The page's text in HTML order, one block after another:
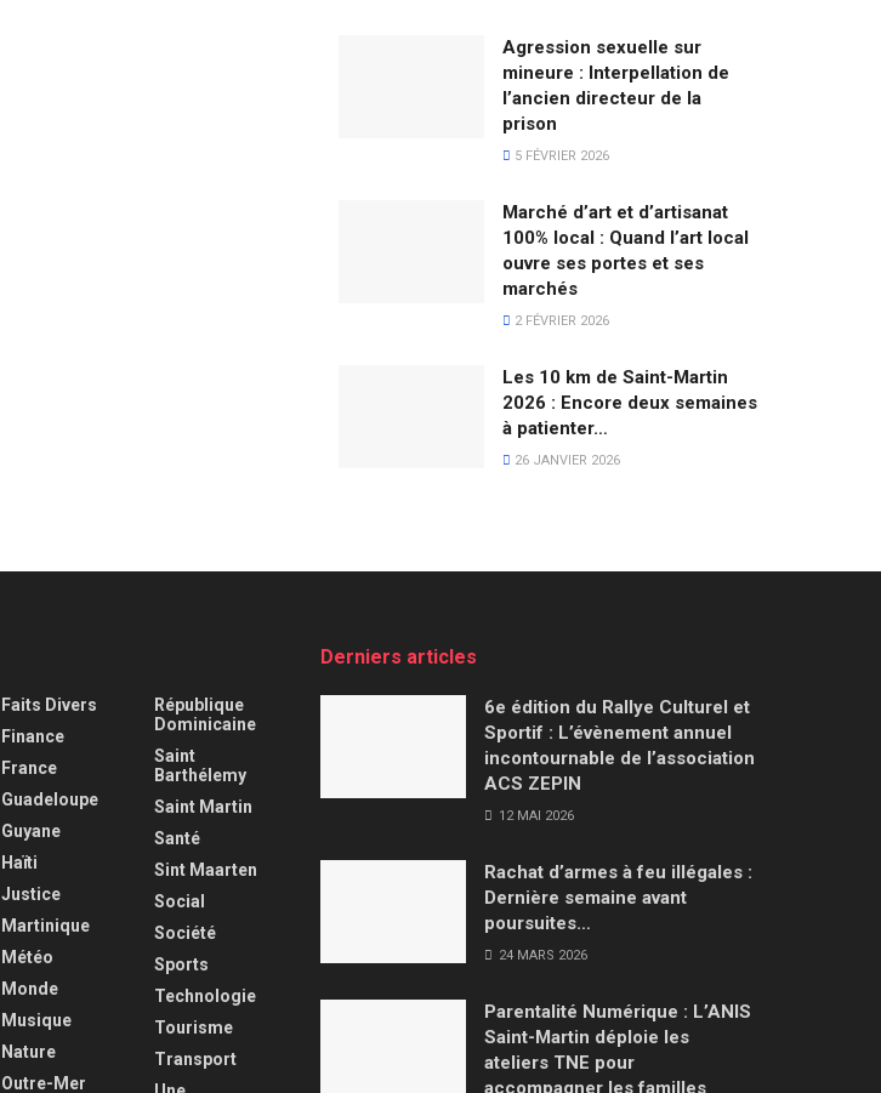
Agression sexuelle sur
mineure : Interpellation de
l’ancien directeur de la
prison
5 FÉVRIER 2026
Marché d’art et d’artisanat
100% local : Quand l’art local
ouvre ses portes et ses
marchés
2 FÉVRIER 2026
Les 10 km de Saint-Martin
2026 : Encore deux semaines
à patienter…
26 JANVIER 2026
Faits Divers
Finance
France
Guadeloupe
Guyane
Haïti
Justice
Martinique
Météo
Monde
Musique
Nature
Outre-Mer
République
Dominicaine
Saint
Barthélemy
Saint Martin
Santé
Sint Maarten
Social
Société
Sports
Technologie
Tourisme
Transport
Derniers articles
6e édition du Rallye Culturel et
Sportif : L’évènement annuel
incontournable de l’association
ACS ZEPIN
12 MAI 2026
Rachat d’armes à feu illégales :
Dernière semaine avant
poursuites…
24 MARS 2026
Parentalité Numérique : L’ANIS
Saint-Martin déploie les
ateliers TNE pour
accompagner les familles